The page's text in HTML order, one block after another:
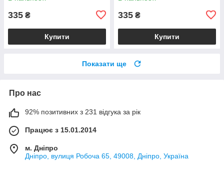
335 ₴
Купити
335 ₴
Купити
Показати ще
Про нас
92% позитивних з 231 відгука за рік
Працює з 15.01.2014
м. Дніпро
Дніпро, вулиця Робоча 65, 49008, Дніпро, Україна